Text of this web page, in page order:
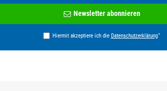
Newsletter abonnieren
Hiermit akzeptiere ich die Daten­schutz­erklärung*